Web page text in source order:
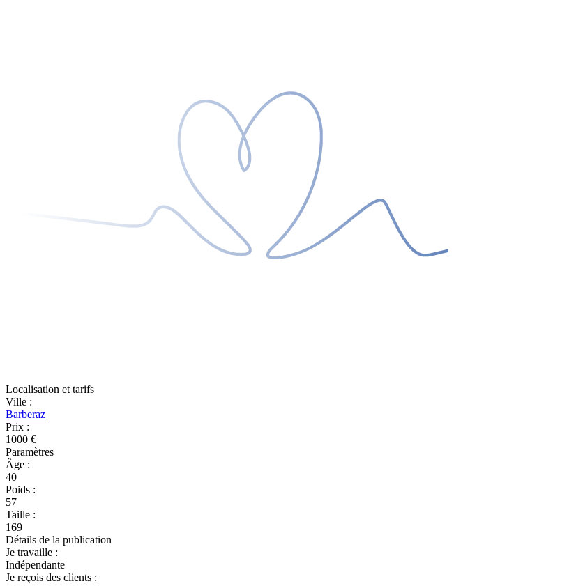
Localisation et tarifs
Ville :
Barberaz
Prix :
1000 €
Paramètres
Âge :
40
Poids :
57
Taille :
169
Détails de la publication
Je travaille :
Indépendante
Je reçois des clients :